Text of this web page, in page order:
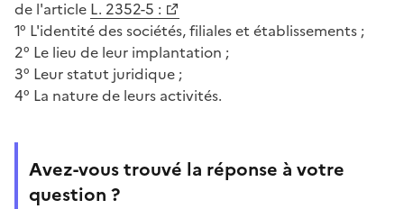
de l'article L. 2352-5 :
1° L'identité des sociétés, filiales et établissements ;
2° Le lieu de leur implantation ;
3° Leur statut juridique ;
4° La nature de leurs activités.
Avez-vous trouvé la réponse à votre
question ?